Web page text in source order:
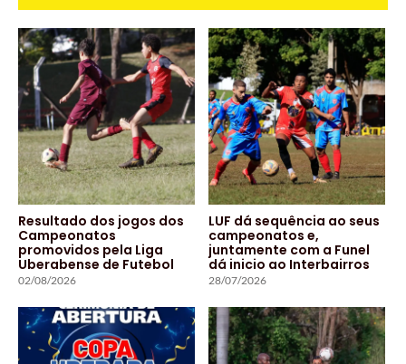
Resultado dos jogos dos
Campeonatos
promovidos pela Liga
Uberabense de Futebol
02/08/2026
LUF dá sequência ao seus
campeonatos e,
juntamente com a Funel
dá inicio ao Interbairros
28/07/2026